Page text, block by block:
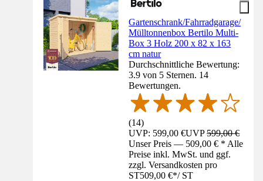
Gartenschrank/Fahrradgarage/
Mülltonnenbox Bertilo Multi-
Box 3 Holz 200 x 82 x 163
cm natur
Durchschnittliche Bewertung:
3.9 von 5 Sternen. 14
Bewertungen.
(14)
UVP: 599,00 €UVP599,00 €
Unser Preis — 509,00 € * Alle
Preise inkl. MwSt. und ggf.
zzgl. Versandkosten pro
ST509,00 €*/ ST